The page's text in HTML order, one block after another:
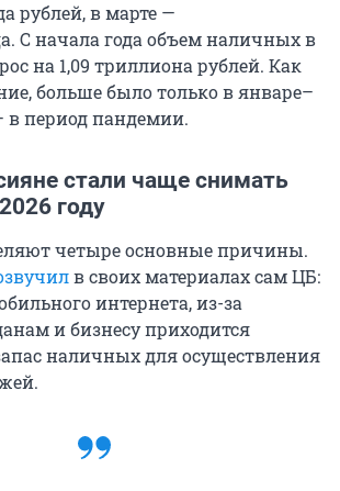
рублей, в марте —
С начала года объем наличных в
на 1,09 триллиона рублей. Как
больше было только в январе–
в период пандемии.
стали чаще снимать
году
четыре основные причины.
в своих материалах сам ЦБ:
интернета, из-за
и бизнесу приходится
наличных для осуществления